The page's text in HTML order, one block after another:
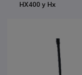
HX400 y Hx